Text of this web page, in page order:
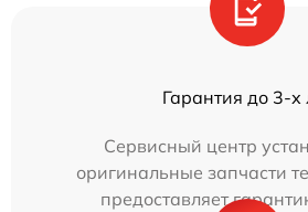
Гарантия до 3-х
Сервисный центр
оригинальные запчасти
предоставляет